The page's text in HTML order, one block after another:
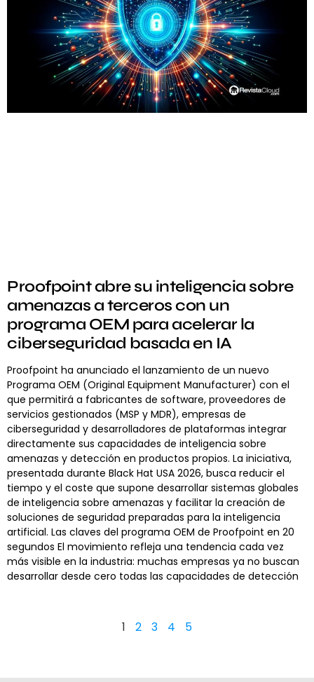
Proofpoint abre su inteligencia sobre
amenazas a terceros con un
programa OEM para acelerar la
ciberseguridad basada en IA
Proofpoint ha anunciado el lanzamiento de un nuevo
Programa OEM (Original Equipment Manufacturer) con el
que permitirá a fabricantes de software, proveedores de
servicios gestionados (MSP y MDR), empresas de
ciberseguridad y desarrolladores de plataformas integrar
directamente sus capacidades de inteligencia sobre
amenazas y detección en productos propios. La iniciativa,
presentada durante Black Hat USA 2026, busca reducir el
tiempo y el coste que supone desarrollar sistemas globales
de inteligencia sobre amenazas y facilitar la creación de
soluciones de seguridad preparadas para la inteligencia
artificial. Las claves del programa OEM de Proofpoint en 20
segundos El movimiento refleja una tendencia cada vez
más visible en la industria: muchas empresas ya no buscan
desarrollar desde cero todas las capacidades de detección
1 2 3 4 5